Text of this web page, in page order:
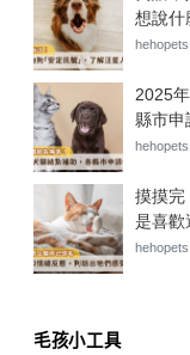
毛孩小工具